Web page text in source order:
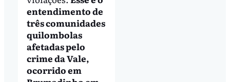
entendimento de
três comunidades
quilombolas
afetadas pelo
crime da Vale,
ocorrido em